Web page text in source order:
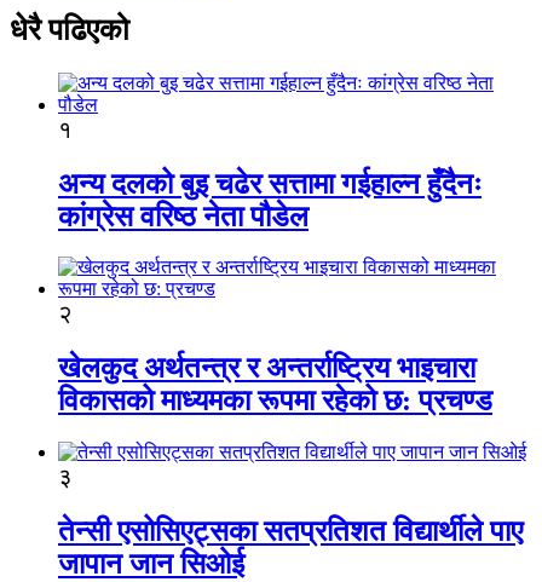
धेरै पढिएको
१
अन्य दलको बुइ चढेर सत्तामा गईहाल्न हुँदैनः
कांग्रेस वरिष्ठ नेता पौडेल
२
खेलकुद अर्थतन्त्र र अन्तर्राष्ट्रिय भाइचारा
विकासको माध्यमका रूपमा रहेको छ: प्रचण्ड
३
तेन्सी एसोसिएट्सका सतप्रतिशत विद्यार्थीले पाए
जापान जान सिओई